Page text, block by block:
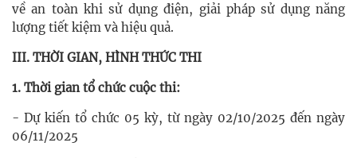
về an toàn khi sử dụng điện, giải pháp sử dụng năng
lượng tiết kiệm và hiệu quả.
III. THỜI GIAN, HÌNH THỨC THI
1. Thời gian tổ chức cuộc thi:
- Dự kiến tổ chức 05 kỳ, từ ngày 02/10/2025 đến ngày
06/11/2025